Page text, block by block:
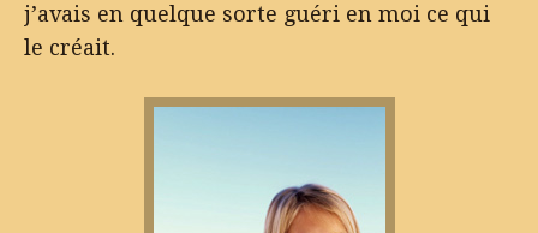
j’avais en quelque sorte guéri en moi ce qui
le créait.